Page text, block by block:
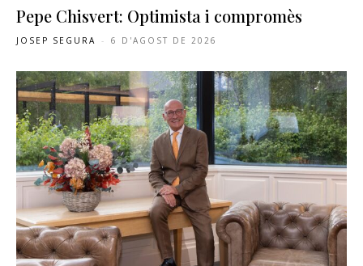
Pepe Chisvert: Optimista i compromès
JOSEP SEGURA - 6 D'AGOST DE 2026